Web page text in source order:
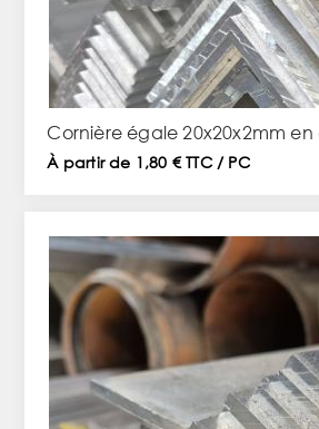
Cornière égale 20x20x2mm
À partir de 1,80 € TTC / PC